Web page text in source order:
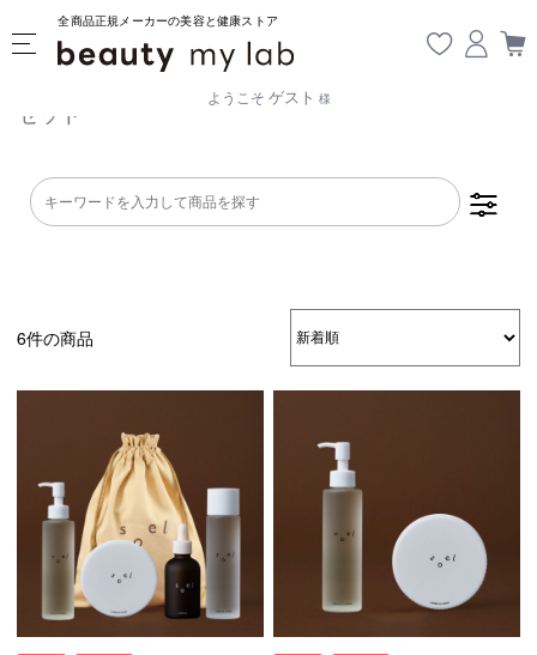
全商品正規メーカーの美容と健康ストア
ようこそ ゲスト 様
セット
ブースター・導
入液
乳液 クリーム・ジェ リップケア
フェイスマスク セット
6件の商品